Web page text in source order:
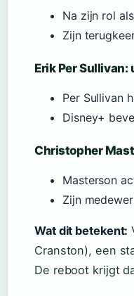
Na zijn rol
Zijn
Erik Per
Per Sullivan
Disney+
Christopher
Masterson
Zijn
Wat dit betekent:
Cranston), een
De reboot krijgt